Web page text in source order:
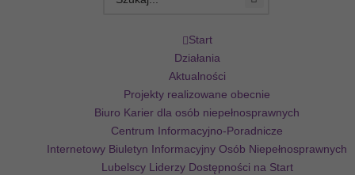
Start
Działania
Aktualności
Projekty realizowane obecnie
Biuro Karier dla osób niepełnosprawnych
Centrum Informacyjno-Poradnicze
Internetowy Biuletyn Informacyjny Osób Niepełnosprawnych
Lubelscy Liderzy Dostępności na Start